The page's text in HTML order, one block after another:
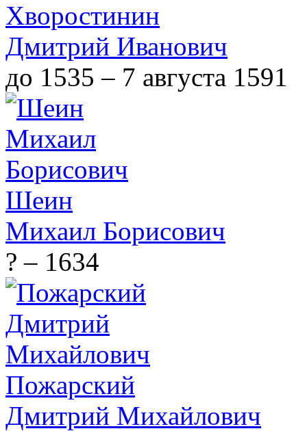
Хворостинин
Дмитрий Иванович
до 1535 – 7 августа 1591
Шеин
Михаил Борисович
? – 1634
Пожарский
Дмитрий Михайлович